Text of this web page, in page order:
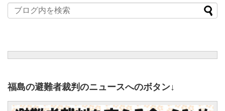
福島の避難者裁判のニュースへのボタン↓